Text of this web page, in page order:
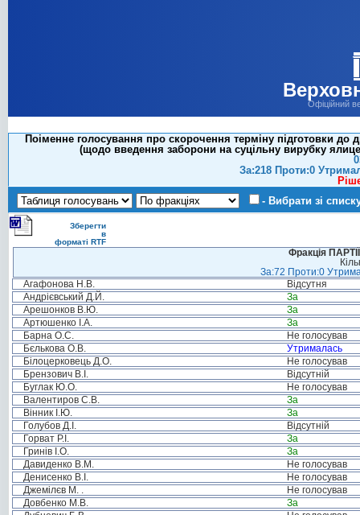
Офіційний
Поіменне голосування про скорочення терміну підготовки до
(щодо введення заборони на суцільну вирубку
За:218 Проти:0
- Вибрати зі
Зберегти
в
форматі RTF
Фракція
За:72 Проти:0
Агафонова Н.В.
Відсутня
Андрієвський Д.Й.
За
Арешонков В.Ю.
За
Артюшенко І.А.
За
Барна О.С.
Не голосував
Бєлькова О.В.
Утрималась
Білоцерковець Д.О.
Не голосував
Брензович В.І.
Відсутній
Буглак Ю.О.
Не голосував
Валентиров С.В.
За
Вінник І.Ю.
За
Голубов Д.І.
Відсутній
Горват Р.І.
За
Гринів І.О.
За
Давиденко В.М.
Не голосував
Денисенко В.І.
Не голосував
Джемілєв М. .
Не голосував
Довбенко М.В.
За